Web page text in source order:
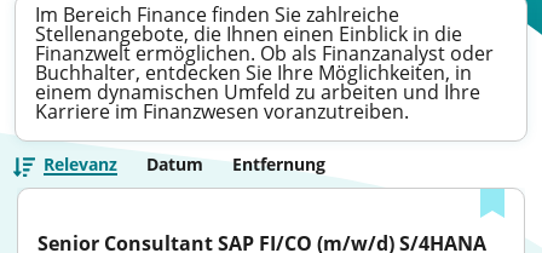
Im Bereich Finance finden Sie zahlreiche
Stellenangebote, die Ihnen einen Einblick in die
Finanzwelt ermöglichen. Ob als Finanzanalyst oder
Buchhalter, entdecken Sie Ihre Möglichkeiten, in
einem dynamischen Umfeld zu arbeiten und Ihre
Karriere im Finanzwesen voranzutreiben.
Relevanz Datum Entfernung